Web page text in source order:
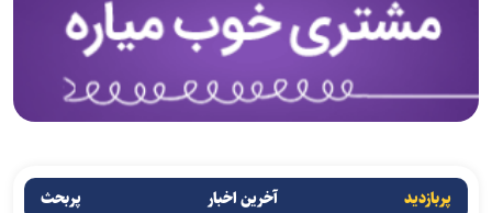
پربازدید آخرین اخبار پربحث